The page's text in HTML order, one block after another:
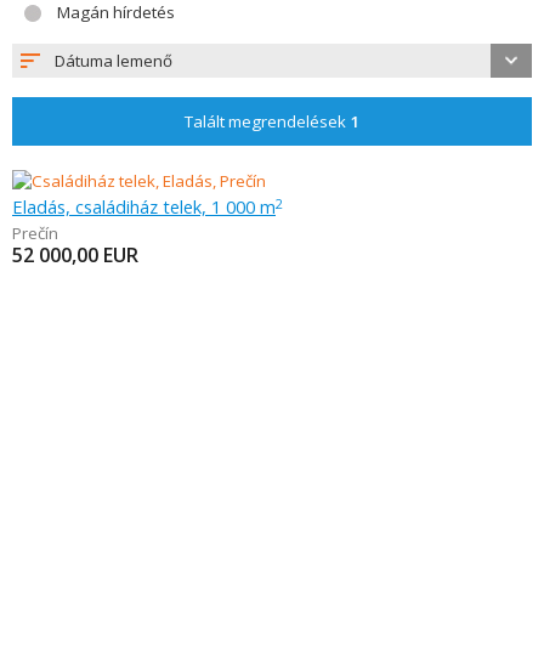
Magán hírdetés
Dátuma lemenő
Talált megrendelések 1
Eladás, családiház telek, 1 000 m2
Prečín
52 000,00 EUR